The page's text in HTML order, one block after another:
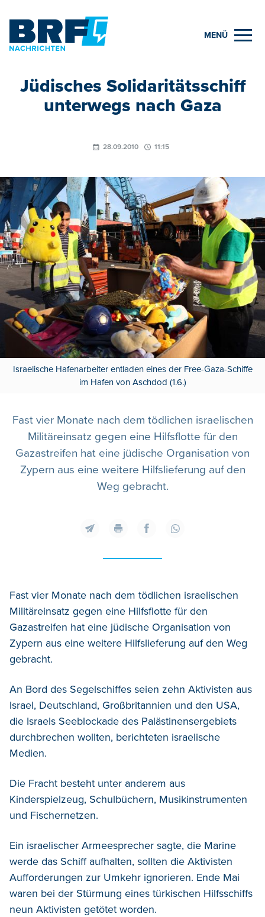
MENÜ
Jüdisches Solidaritätsschiff
unterwegs nach Gaza
28.09.2010 11:15
Israelische Hafenarbeiter entladen eines der Free-Gaza-Schiffe
im Hafen von Aschdod (1.6.)
Fast vier Monate nach dem tödlichen israelischen
Militäreinsatz gegen eine Hilfsflotte für den
Gazastreifen hat eine jüdische Organisation von
Zypern aus eine weitere Hilfslieferung auf den
Weg gebracht.
Fast vier Monate nach dem tödlichen israelischen
Militäreinsatz gegen eine Hilfsflotte für den
Gazastreifen hat eine jüdische Organisation von
Zypern aus eine weitere Hilfslieferung auf den Weg
gebracht.
An Bord des Segelschiffes seien zehn Aktivisten aus
Israel, Deutschland, Großbritannien und den USA,
die Israels Seeblockade des Palästinensergebiets
durchbrechen wollten, berichteten israelische
Medien.
Die Fracht besteht unter anderem aus
Kinderspielzeug, Schulbüchern, Musikinstrumenten
und Fischernetzen.
Ein israelischer Armeesprecher sagte, die Marine
werde das Schiff aufhalten, sollten die Aktivisten
Aufforderungen zur Umkehr ignorieren. Ende Mai
waren bei der Stürmung eines türkischen Hilfsschiffs
neun Aktivisten getötet worden.